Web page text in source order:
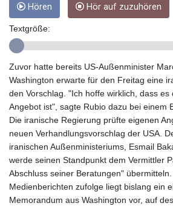
GMD
GNF
HNL
HUF
INR
Hören Hör auf zuzuhören
Textgröße:
Zuvor hatte bereits US-Außenminister
Washington erwarte für den Freitag eine
den Vorschlag. "Ich hoffe wirklich, dass es
Angebot ist", sagte Rubio dazu bei einem
Die iranische Regierung prüfte eigenen
neuen Verhandlungsvorschlag der USA.
iranischen Außenministeriums, Esmail
werde seinen Standpunkt dem Vermittler
Abschluss seiner Beratungen" übermitteln.
Medienberichten zufolge liegt bislang ein
Memorandum aus Washington vor, auf